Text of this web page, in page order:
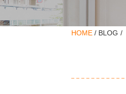
HOME BLOG